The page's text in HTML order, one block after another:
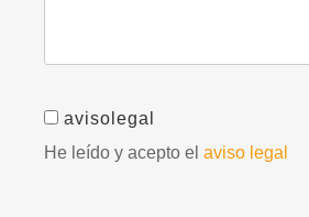
avisolegal
He leído y acepto el aviso legal